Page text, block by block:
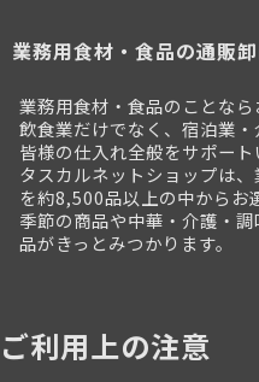
業務用食材・食品の通販
業務用食材・食品のことなら
飲食業だけでなく、宿泊業
皆様の仕入れ全般をサポート
タスカルネットショップは
を約8,500品以上の中からお
季節の商品や中華・介護・
品がきっとみつかります。
ご利用上の注意